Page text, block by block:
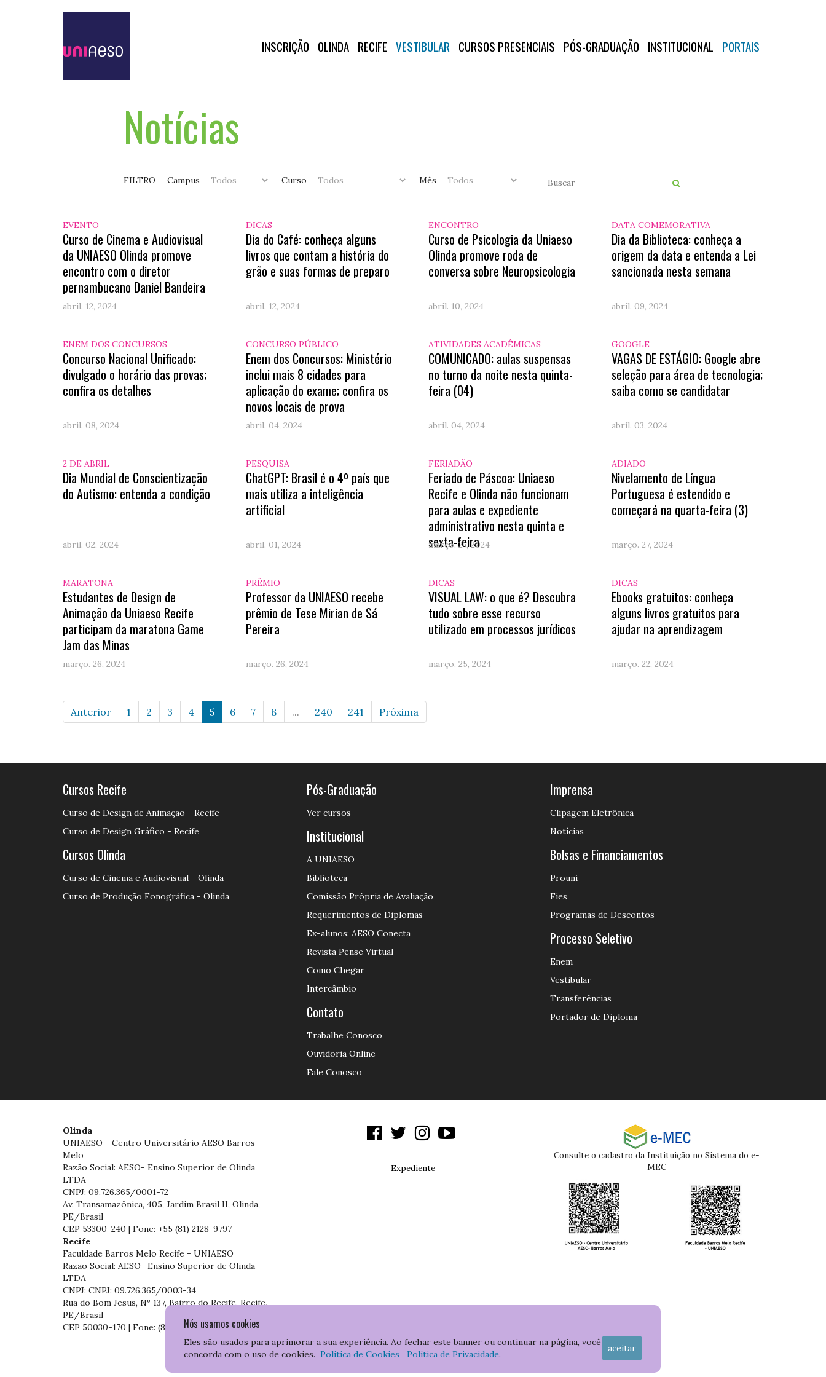
INSCRIÇÃO OLINDA RECIFE VESTIBULAR CURSOS PRESENCIAIS PÓS-GRADUAÇÃO INSTITUCIONAL PORTAIS
Notícias
FILTRO Campus Curso Mês
EVENTO
Curso de Cinema e Audiovisual
da UNIAESO Olinda promove
encontro com o diretor
pernambucano Daniel Bandeira
abril. 12, 2024
DICAS
Dia do Café: conheça alguns
livros que contam a história do
grão e suas formas de preparo
abril. 12, 2024
ENCONTRO
Curso de Psicologia da Uniaeso
Olinda promove roda de
conversa sobre Neuropsicologia
abril. 10, 2024
DATA COMEMORATIVA
Dia da Biblioteca: conheça a
origem da data e entenda a Lei
sancionada nesta semana
abril. 09, 2024
ENEM DOS CONCURSOS
Concurso Nacional Unificado:
divulgado o horário das provas;
confira os detalhes
abril. 08, 2024
CONCURSO PÚBLICO
Enem dos Concursos: Ministério
inclui mais 8 cidades para
aplicação do exame; confira os
novos locais de prova
abril. 04, 2024
ATIVIDADES ACADÊMICAS
COMUNICADO: aulas suspensas
no turno da noite nesta quinta-
feira (04)
abril. 04, 2024
GOOGLE
VAGAS DE ESTÁGIO: Google abre
seleção para área de tecnologia;
saiba como se candidatar
abril. 03, 2024
2 DE ABRIL
Dia Mundial de Conscientização
do Autismo: entenda a condição
abril. 02, 2024
PESQUISA
ChatGPT: Brasil é o 4º país que
mais utiliza a inteligência
artificial
abril. 01, 2024
FERIADÃO
Feriado de Páscoa: Uniaeso
Recife e Olinda não funcionam
para aulas e expediente
administrativo nesta quinta e
sexta-feira
março. 27, 2024
ADIADO
Nivelamento de Língua
Portuguesa é estendido e
começará na quarta-feira (3)
março. 27, 2024
MARATONA
Estudantes de Design de
Animação da Uniaeso Recife
participam da maratona Game
Jam das Minas
março. 26, 2024
PRÊMIO
Professor da UNIAESO recebe
prêmio de Tese Mirian de Sá
Pereira
março. 26, 2024
DICAS
VISUAL LAW: o que é? Descubra
tudo sobre esse recurso
utilizado em processos jurídicos
março. 25, 2024
DICAS
Ebooks gratuitos: conheça
alguns livros gratuitos para
ajudar na aprendizagem
março. 22, 2024
Anterior 1 2 3 4 5 6 7 8 ... 240 241 Próxima
Nós usamos cookies
Eles são usados para aprimorar a sua experiência. Ao fechar este banner ou continuar na página, você
concorda com o uso de cookies. Política de Cookies Política de Privacidade.
aceitar
Cursos Recife
Curso de Design de Animação - Recife
Curso de Design Gráfico - Recife
Cursos Olinda
Curso de Cinema e Audiovisual - Olinda
Curso de Produção Fonográfica - Olinda
Pós-Graduação
Ver cursos
Institucional
A UNIAESO
Biblioteca
Comissão Própria de Avaliação
Requerimentos de Diplomas
Ex-alunos: AESO Conecta
Revista Pense Virtual
Como Chegar
Intercâmbio
Contato
Trabalhe Conosco
Ouvidoria Online
Fale Conosco
Imprensa
Clipagem Eletrônica
Notícias
Bolsas e Financiamentos
Prouni
Fies
Programas de Descontos
Processo Seletivo
Enem
Vestibular
Transferências
Portador de Diploma
Olinda
UNIAESO - Centro Universitário AESO Barros
Melo
Razão Social: AESO- Ensino Superior de Olinda
LTDA
CNPJ: 09.726.365/0001-72
Av. Transamazônica, 405, Jardim Brasil II, Olinda,
PE/Brasil
CEP 53300-240 | Fone: +55 (81) 2128-9797
Recife
Faculdade Barros Melo Recife - UNIAESO
Razão Social: AESO- Ensino Superior de Olinda
LTDA
CNPJ: CNPJ: 09.726.365/0003-34
Rua do Bom Jesus, Nº 137, Bairro do Recife, Recife,
PE/Brasil
CEP 50030-170 | Fone: (81) 3204-7536
Expediente
Consulte o cadastro da Instituição no Sistema do e-
MEC